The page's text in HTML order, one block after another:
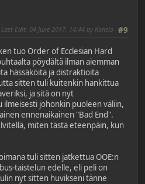
#9
Last Edit: 04 June 2017, 14:44 by Kohelo
tuo Order of Ecclesian Hard
pöydältä ilman aiemman
hässäköitä ja distraktioita
sitten tuli kuitenkin hankittua
ja sitä on nyt
johonkin puoleen väliin,
ennenaikainen "Bad End".
miten tästä eteenpäin, kun
tuli sitten jatkettua OOE:n
taistelun edelle, eli peli on
nyt sitten huvikseni tänne